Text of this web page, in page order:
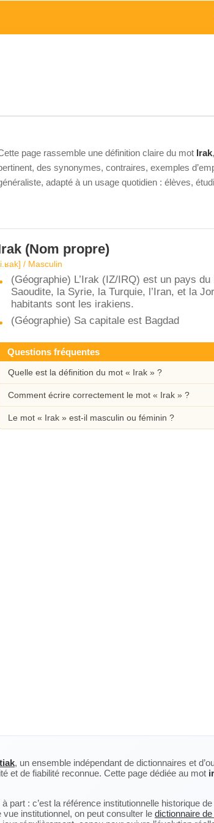
page rassemble une définition claire du mot Irak
des synonymes, contraires, exemples
adapté à un usage quotidien : élèves,
(Nom propre)
/ Masculin
(Géographie) L’Irak (IZ/IRQ) est un pays
Saoudite, la Syrie, la Turquie, l’Iran, et la
habitants sont les irakiens.
(Géographie) Sa capitale est Bagdad
Questions fréquentes
Quelle est la définition du mot « Irak » ?
Comment écrire correctement le mot « Irak » ?
Le mot « Irak » est-il masculin ou féminin ?
, un ensemble indépendant de dictionnaires et
et de fiabilité reconnue. Cette page dédiée au mot
part : c’est la référence institutionnelle historique
institutionnel, on peut consulter le dictionnaire